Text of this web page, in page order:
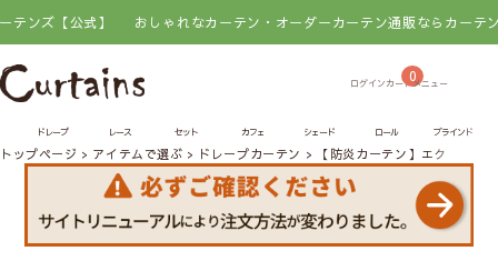
おしゃれなカーテン・オーダーカーテン通販ならカーテンズ【公式】
0
ドレープ レース セット カフェ シェード ロール ブラインド
トップページ アイテムで選ぶ ドレープカーテン 【防炎カーテン】エクラドール